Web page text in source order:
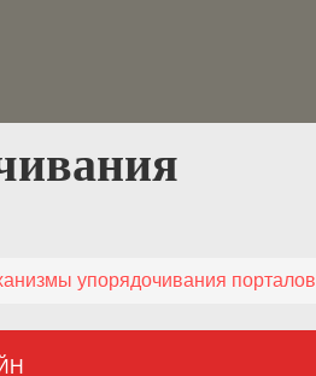
упорядочивания порталов